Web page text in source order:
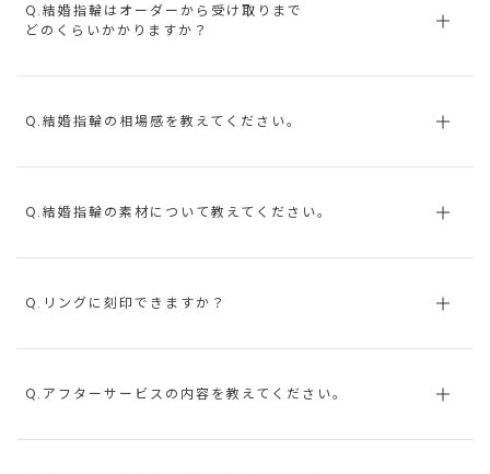
Q.結婚指輪はオーダーから受け取りまで
どのくらいかかりますか？
Q.結婚指輪の相場感を教えてください。
Q.結婚指輪の素材について教えてください。
Q.リングに刻印できますか？
Q.アフターサービスの内容を教えてください。